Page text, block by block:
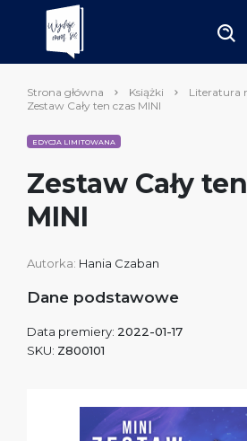
Strona główna Książki
Literatura
Zestaw Cały ten czas MINI
EDYCJA LIMITOWANA
Zestaw Cały
MINI
Autorka: Hania Czaban
Dane podstawowe
Data premiery: 2022-01-17
SKU: Z800101